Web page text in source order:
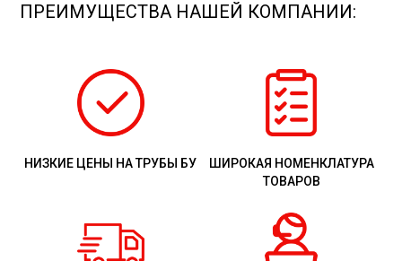
ПРЕИМУЩЕСТВА НАШЕЙ КОМПАНИИ:
НИЗКИЕ ЦЕНЫ НА ТРУБЫ БУ
ШИРОКАЯ НОМЕНКЛАТУРА
ТОВАРОВ